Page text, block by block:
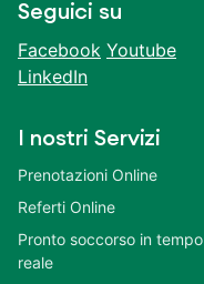
Seguici su
Facebook Youtube
LinkedIn
I nostri Servizi
Prenotazioni Online
Referti Online
Pronto soccorso in tempo
reale